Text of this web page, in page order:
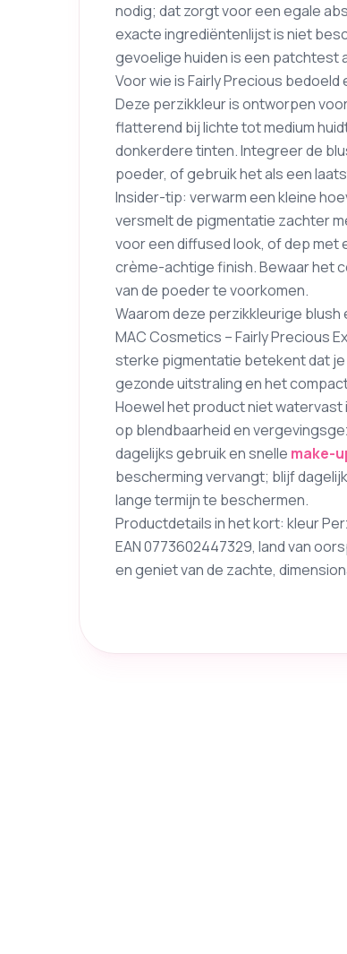
nodig; dat zorgt voor een egale
exacte ingrediëntenlijst is niet
gevoelige huiden is een patchtest
Voor wie is Fairly Precious
Deze perzikkleur is ontworpen
flatterend bij lichte tot medium
donkerdere tinten. Integreer de
poeder, of gebruik het als een
Insider-tip: verwarm een kleine
versmelt de pigmentatie zachter
voor een diffused look, of dep met
crème-achtige finish. Bewaar het
van de poeder te voorkomen.
Waarom deze perzikkleurige
MAC Cosmetics – Fairly Precious
sterke pigmentatie betekent dat
gezonde uitstraling en het
Hoewel het product niet
op blendbaarheid en
dagelijks gebruik en snelle make-
bescherming vervangt; blijf
lange termijn te beschermen.
Productdetails in het kort: kleur
EAN 0773602447329, land van
en geniet van de zachte,